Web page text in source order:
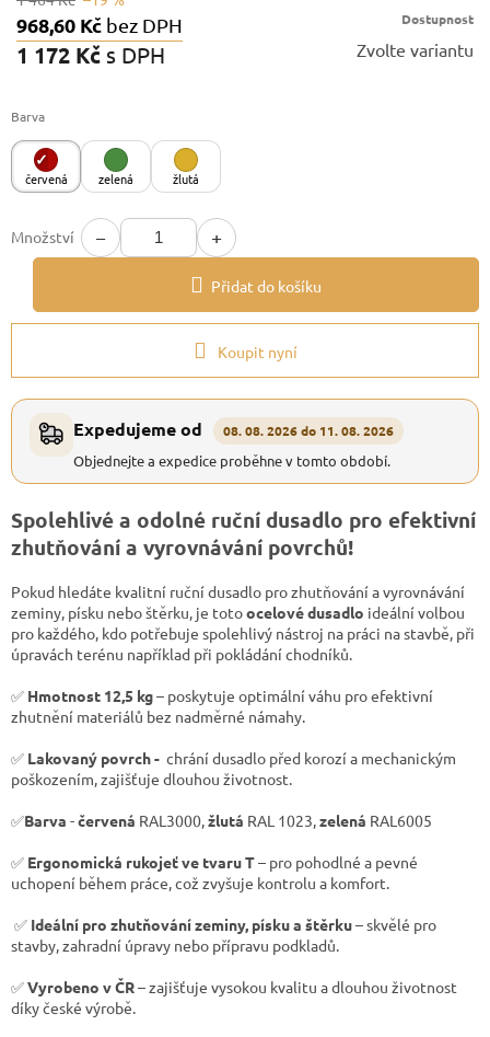
968,60 Kč bez DPH
1 172 Kč s DPH
Dostupnost
Zvolte variantu
Barva
červená zelená žlutá
Množství − +
Přidat do košíku
Koupit nyní
Expedujeme od 08. 08. 2026 do 11. 08. 2026
Objednejte a expedice proběhne v tomto období.
Spolehlivé a odolné ruční dusadlo pro efektivní
zhutňování a vyrovnávání povrchů!
Pokud hledáte kvalitní ruční dusadlo pro zhutňování a vyrovnávání
zeminy, písku nebo štěrku, je totoocelové dusadlo ideální volbou
pro každého, kdo potřebuje spolehlivý nástroj na práci na stavbě, při
úpravách terénu například při pokládání chodníků.
✅ Hmotnost 12,5 kg– poskytuje optimální váhu pro efektivní
zhutnění materiálů bez nadměrné námahy.
✅ Lakovaný povrch - chrání dusadlo před korozí a mechanickým
poškozením, zajišťuje dlouhou životnost.
✅Barva -červená RAL3000,žlutá RAL 1023,zelená RAL6005
✅ Ergonomická rukojeť ve tvaru T– pro pohodlné a pevné
uchopení během práce, což zvyšuje kontrolu a komfort.
✅ Ideální pro zhutňování zeminy, písku a štěrku– skvělé pro
stavby, zahradní úpravy nebo přípravu podkladů.
✅Vyrobeno v ČR– zajišťuje vysokou kvalitu a dlouhou životnost
díky české výrobě.